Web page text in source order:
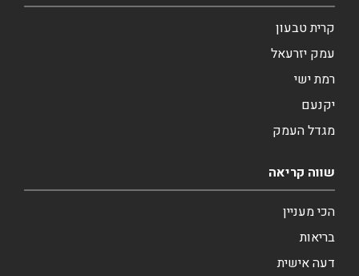
קרית טבעון
עמק יזרעאל
רמת ישי
יקנעם
מגדל העמק
שווה קריאה
הכי מעניין
בריאות
דעה אישית